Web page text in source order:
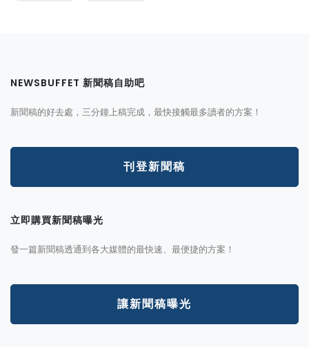
NEWSBUFFET 新聞稿自助吧
新聞稿的好去處，三分鐘上稿完成，最快接觸最多讀者的方案！
刊登新聞稿
立即購買新聞稿曝光
發一篇新聞稿透通到各大媒體的最快速、最便捷的方案！
讓新聞稿曝光